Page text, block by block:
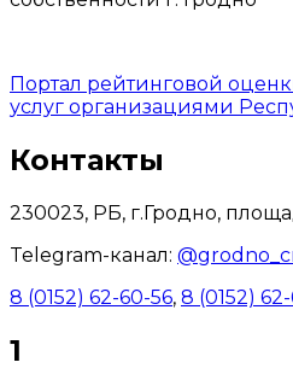
Портал рейтинговой
услуг организациями
Контакты
230023, РБ, г.Гродно,
Telegram-канал:
8 (0152) 62-60-56, 8 (0152)
1